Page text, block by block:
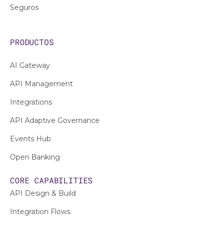
Seguros
PRODUCTOS
AI Gateway
API Management
Integrations
API Adaptive Governance
Events Hub
Open Banking
CORE CAPABILITIES
API Design & Build
Integration Flows